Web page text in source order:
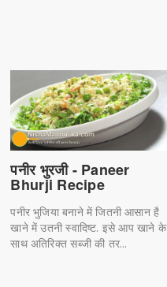
पनीर भुरजी - Paneer
Bhurji Recipe
पनीर भुजिया बनाने में जितनी आसान है
खाने में उतनी स्वादिष्ट. इसे आप खाने के
साथ अतिरिक्त सब्जी की तर...